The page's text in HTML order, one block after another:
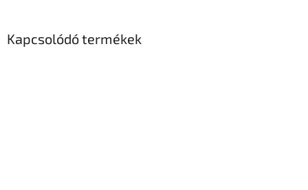
Kapcsolódó termékek